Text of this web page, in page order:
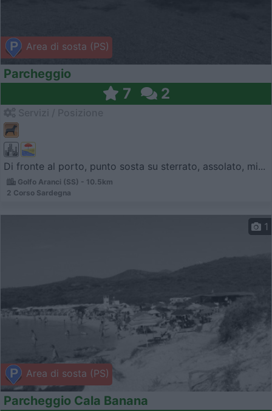
Area di sosta (PS)
Parcheggio
7 2
Di fronte al porto, punto sosta su sterrato, assolato, mi...
Golfo Aranci (SS) - 10.5km
2 Corso Sardegna
Area di sosta (PS)
1
Parcheggio Cala Banana